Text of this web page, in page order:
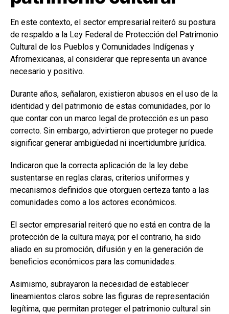
En este contexto, el sector empresarial reiteró su postura
de respaldo a la Ley Federal de Protección del Patrimonio
Cultural de los Pueblos y Comunidades Indígenas y
Afromexicanas, al considerar que representa un avance
necesario y positivo.
Durante años, señalaron, existieron abusos en el uso de la
identidad y del patrimonio de estas comunidades, por lo
que contar con un marco legal de protección es un paso
correcto. Sin embargo, advirtieron que proteger no puede
significar generar ambigüedad ni incertidumbre jurídica.
Indicaron que la correcta aplicación de la ley debe
sustentarse en reglas claras, criterios uniformes y
mecanismos definidos que otorguen certeza tanto a las
comunidades como a los actores económicos.
El sector empresarial reiteró que no está en contra de la
protección de la cultura maya; por el contrario, ha sido
aliado en su promoción, difusión y en la generación de
beneficios económicos para las comunidades.
Asimismo, subrayaron la necesidad de establecer
lineamientos claros sobre las figuras de representación
legítima, que permitan proteger el patrimonio cultural sin